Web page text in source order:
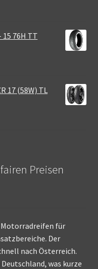
15 76H TT
17 (58W) TL
Preisen
Motorradreifen für
Der
nach Österreich.
was kurze